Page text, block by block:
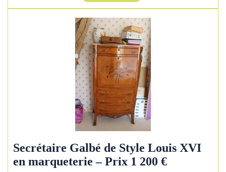
Secrétaire Galbé de Style Louis XVI
en marqueterie – Prix 1 200 €